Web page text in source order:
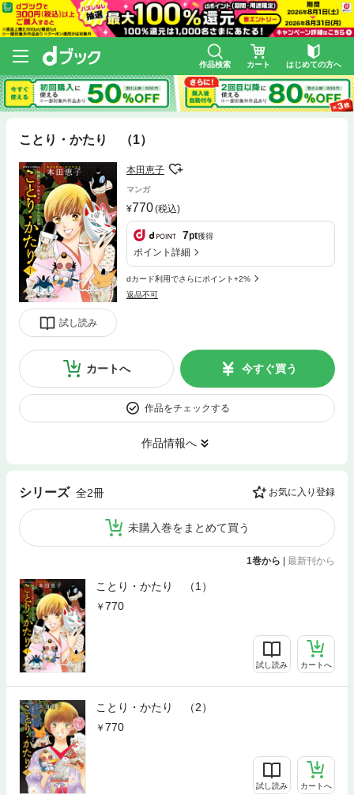
作品検索 カート はじめての方へ
ことり・かたり （1）
試し読み
本田恵子
マンガ
770(税込)
7pt獲得
ポイント詳細
dカード利用でさらにポイント+2%
返品不可
カートへ 今すぐ買う
作品をチェックする
作品情報へ
シリーズ 全2冊 お気に入り登録
未購入巻をまとめて買う
1巻から | 最新刊から
ことり・かたり （1）
770
試し読み カートへ
ことり・かたり （2）
770
試し読み カートへ